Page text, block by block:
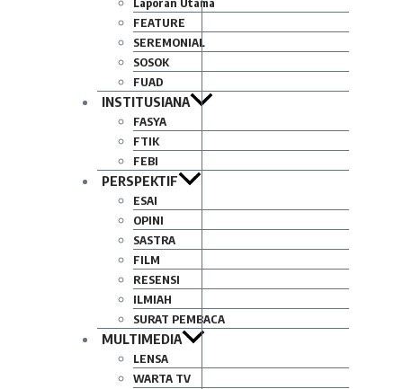
FEATURE
SEREMONIAL
SOSOK
FUAD
INSTITUSIANA
FASYA
FTIK
FEBI
PERSPEKTIF
ESAI
OPINI
SASTRA
FILM
RESENSI
ILMIAH
SURAT PEMBACA
MULTIMEDIA
LENSA
WARTA TV